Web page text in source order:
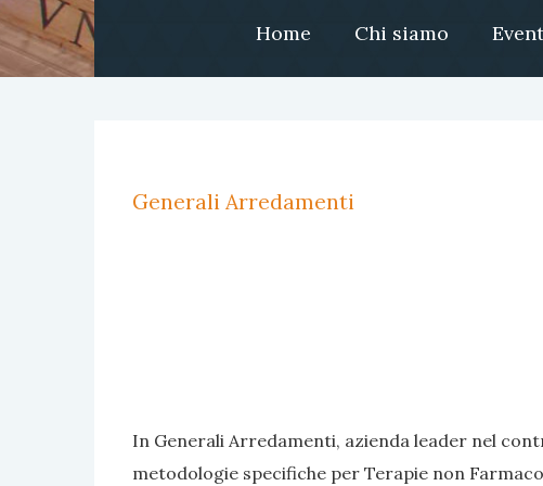
Home Chi siamo
Generali Arredamenti
In Generali Arredamenti, azienda leader nel
metodologie specifiche per Terapie non